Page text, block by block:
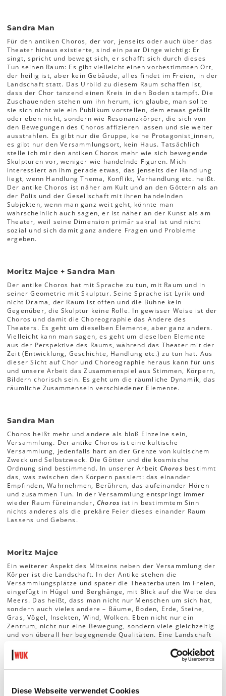
Diese Webseite verwendet Cookies
Sandra Man
Für den antiken Choros, der vor, jenseits oder auch über das
Theater hinaus existierte, sind ein paar Dinge wichtig: Er
singt, spricht und bewegt sich, er schafft sich durch dieses
Tun seinen Raum: Es gibt vielleicht einen vorbestimmten Ort,
der heilig ist, aber kein Gebäude, alles findet im Freien, in der
Landschaft statt. Das Urbild zu diesem Raum schaffen ist,
dass der Chor tanzend einen Kreis in den Boden stampft. Die
Zuschauenden stehen um ihn herum, ich glaube, man sollte
sie sich nicht wie ein Publikum vorstellen, dem etwas gefällt
oder eben nicht, sondern wie Resonanzkörper, die sich von
den Bewegungen des Choros affizieren lassen und sie weiter
ausstrahlen. Es gibt nur die Gruppe, keine Protagonist_innen,
es gibt nur den Versammlungsort, kein Haus. Tatsächlich
stelle ich mir den antiken Choros mehr wie sich bewegende
Skulpturen vor, weniger wie handelnde Figuren. Mich
interessiert an ihm gerade etwas, das jenseits der Handlung
liegt, wenn Handlung Thema, Konflikt, Verhandlung etc. heißt.
Der antike Choros ist näher am Kult und an den Göttern als an
der Polis und der Gesellschaft mit ihren handelnden
Subjekten, wenn man ganz weit geht, könnte man
wahrscheinlich auch sagen, er ist näher an der Kunst als am
Theater, weil seine Dimension primär sakral ist und nicht
sozial und sich damit ganz andere Fragen und Probleme
ergeben.
Moritz Majce + Sandra Man
Der antike Choros hat mit Sprache zu tun, mit Raum und in
seiner Geometrie mit Skulptur. Seine Sprache ist Lyrik und
nicht Drama, der Raum ist offen und die Bühne kein
Gegenüber, die Skulptur keine Rolle. In gewisser Weise ist der
Choros und damit die Choreographie das Andere des
Theaters. Es geht um dieselben Elemente, aber ganz anders.
Vielleicht kann man sagen, es geht um dieselben Elemente
aus der Perspektive des Raums, während das Theater mit der
Zeit (Entwicklung, Geschichte, Handlung etc.) zu tun hat. Aus
dieser Sicht auf Chor und Choreographie heraus kann für uns
und unsere Arbeit das Zusammenspiel aus Stimmen, Körpern,
Bildern chorisch sein. Es geht um die räumliche Dynamik, das
räumliche Zusammensein verschiedener Elemente.
Sandra Man
Choros heißt mehr und andere als bloß Einzelne sein,
Versammlung. Der antike Choros ist eine kultische
Versammlung, jedenfalls hart an der Grenze von kultischem
Zweck und Selbstzweck. Die Götter und die kosmische
Ordnung sind bestimmend. In unserer Arbeit Choros bestimmt
das, was zwischen den Körpern passiert: das einander
Empfinden, Wahrnehmen, Berühren, das aufeinander Hören
und zusammen Tun. In der Versammlung entspringt immer
wieder Raum füreinander, Choros ist in bestimmtem Sinn
nichts anderes als die prekäre Feier dieses einander Raum
Lassens und Gebens.
Moritz Majce
Ein weiterer Aspekt des Mitseins neben der Versammlung der
Körper ist die Landschaft. In der Antike stehen die
Versammlungsplätze und später die Theaterbauten im Freien,
eingefügt in Hügel und Berghänge, mit Blick auf die Weite des
Meers. Das heißt, dass man nicht nur Menschen um sich hat,
sondern auch vieles andere – Bäume, Boden, Erde, Steine,
Gras, Vögel, Insekten, Wind, Wolken. Eben nicht nur ein
Zentrum, nicht nur eine Bewegung, sondern viele gleichzeitig
und von überall her begegnende Qualitäten. Eine Landschaft
Elemente, Ströme, Dynamiken in ihr, nicht von äußeren
Begrenzungen wie etwa Wänden. Das sich Versammeln im
Freien und das Chorische als Zusammenspiel der
zusammen, ist vielleicht sogar dasselbe. Es gibt ein wichtiges